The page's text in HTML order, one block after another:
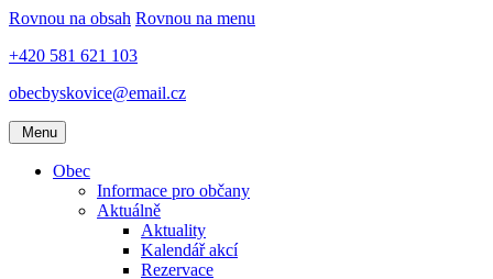
Rovnou na obsah Rovnou na menu
+420 581 621 103
obecbyskovice@email.cz
Menu
Obec
Informace pro občany
Aktuálně
Aktuality
Kalendář akcí
Rezervace